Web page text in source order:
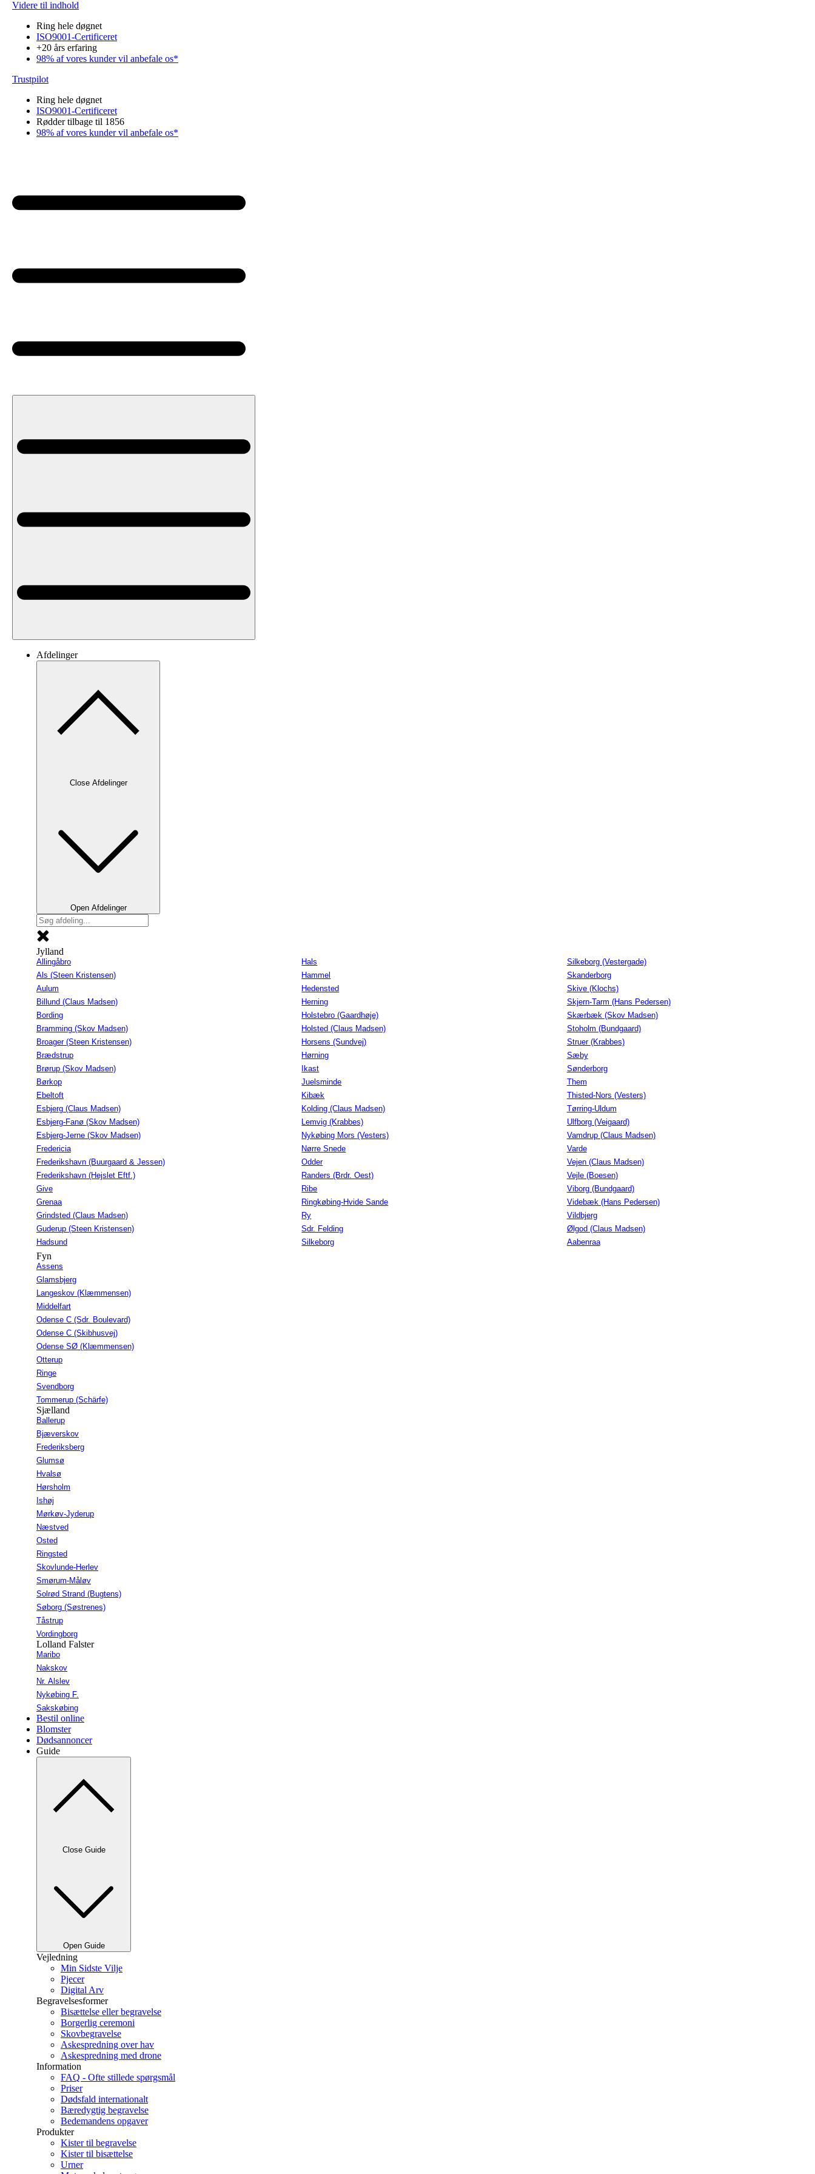
Videre til indhold
Ring hele døgnet
ISO9001-Certificeret
+20 års erfaring
98% af vores kunder vil anbefale os*
Trustpilot
Ring hele døgnet
ISO9001-Certificeret
Rødder tilbage til 1856
98% af vores kunder vil anbefale os*
Afdelinger
Close Afdelinger
Open Afdelinger
Jylland
Allingåbro
Als (Steen Kristensen)
Aulum
Billund (Claus Madsen)
Bording
Bramming (Skov Madsen)
Broager (Steen Kristensen)
Brædstrup
Brørup (Skov Madsen)
Børkop
Ebeltoft
Esbjerg (Claus Madsen)
Esbjerg-Fanø (Skov Madsen)
Esbjerg-Jerne (Skov Madsen)
Fredericia
Frederikshavn (Buurgaard & Jessen)
Frederikshavn (Hejslet Eftf.)
Give
Grenaa
Grindsted (Claus Madsen)
Guderup (Steen Kristensen)
Hadsund
Hals
Hammel
Hedensted
Herning
Holstebro (Gaardhøje)
Holsted (Claus Madsen)
Horsens (Sundvej)
Hørning
Ikast
Juelsminde
Kibæk
Kolding (Claus Madsen)
Lemvig (Krabbes)
Nykøbing Mors (Vesters)
Nørre Snede
Odder
Randers (Brdr. Oest)
Ribe
Ringkøbing-Hvide Sande
Ry
Sdr. Felding
Silkeborg
Silkeborg (Vestergade)
Skanderborg
Skive (Klochs)
Skjern-Tarm (Hans Pedersen)
Skærbæk (Skov Madsen)
Stoholm (Bundgaard)
Struer (Krabbes)
Sæby
Sønderborg
Them
Thisted-Nors (Vesters)
Tørring-Uldum
Ulfborg (Veigaard)
Vamdrup (Claus Madsen)
Varde
Vejen (Claus Madsen)
Vejle (Boesen)
Viborg (Bundgaard)
Videbæk (Hans Pedersen)
Vildbjerg
Ølgod (Claus Madsen)
Aabenraa
Fyn
Assens
Glamsbjerg
Langeskov (Klæmmensen)
Middelfart
Odense C (Sdr. Boulevard)
Odense C (Skibhusvej)
Odense SØ (Klæmmensen)
Otterup
Ringe
Svendborg
Tommerup (Schärfe)
Sjælland
Ballerup
Bjæverskov
Frederiksberg
Glumsø
Hvalsø
Hørsholm
Ishøj
Mørkøv-Jyderup
Næstved
Osted
Ringsted
Skovlunde-Herlev
Smørum-Måløv
Solrød Strand (Bugtens)
Søborg (Søstrenes)
Tåstrup
Vordingborg
Lolland Falster
Maribo
Nakskov
Nr. Alslev
Nykøbing F.
Sakskøbing
Bestil online
Blomster
Dødsannoncer
Guide
Close Guide
Open Guide
Vejledning
Min Sidste Vilje
Pjecer
Digital Arv
Begravelsesformer
Bisættelse eller begravelse
Borgerlig ceremoni
Skovbegravelse
Askespredning over hav
Askespredning med drone
Information
FAQ - Ofte stillede spørgsmål
Priser
Dødsfald internationalt
Bæredygtig begravelse
Bedemandens opgaver
Produkter
Kister til begravelse
Kister til bisættelse
Urner